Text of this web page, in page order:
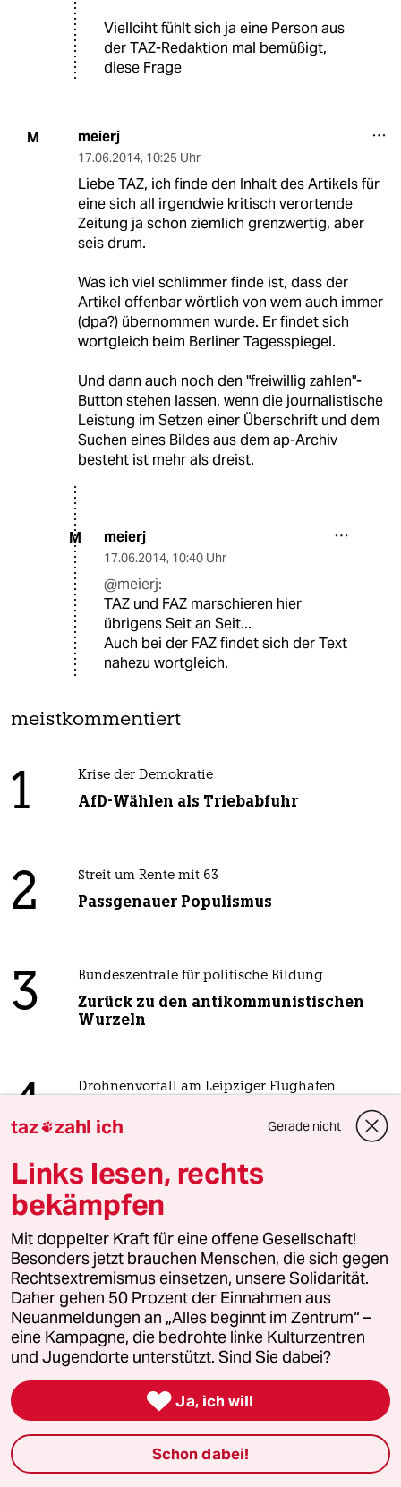
Viellciht fühlt sich ja eine Person aus
der TAZ-Redaktion mal bemüßigt,
diese Frage
M meierj
17.06.2014, 10:25 Uhr
Liebe TAZ, ich finde den Inhalt des Artikels für
eine sich all irgendwie kritisch verortende
Zeitung ja schon ziemlich grenzwertig, aber
seis drum.
Was ich viel schlimmer finde ist, dass der
Artikel offenbar wörtlich von wem auch immer
(dpa?) übernommen wurde. Er findet sich
wortgleich beim Berliner Tagesspiegel.
Und dann auch noch den "freiwillig zahlen"-
Button stehen lassen, wenn die journalistische
Leistung im Setzen einer Überschrift und dem
Suchen eines Bildes aus dem ap-Archiv
besteht ist mehr als dreist.
M meierj
17.06.2014, 10:40 Uhr
@meierj:
TAZ und FAZ marschieren hier
übrigens Seit an Seit...
Auch bei der FAZ findet sich der Text
nahezu wortgleich.
meistkommentiert
1 Krise der Demokratie
AfD-Wählen als Triebabfuhr
2 Streit um Rente mit 63
Passgenauer Populismus
3 Bundeszentrale für politische Bildung
Zurück zu den antikommunistischen
Wurzeln
4 Drohnenvorfall am Leipziger Flughafen
Kriegsführung
5 Unfall von CDU-Abgeordnetem
Thomas Bareiß crasht bei voller
Dröhnung
6 Über die geschlechtergerechte Stadt
„Die Stadt ist gemacht für den weißen
Mann in einem Auto“
taz
Folgen Sie uns
taz zahl ich Gerade nicht
Links lesen, rechts
bekämpfen
Mit doppelter Kraft für eine offene Gesellschaft!
Besonders jetzt brauchen Menschen, die sich gegen
Rechtsextremismus einsetzen, unsere Solidarität.
Daher gehen 50 Prozent der Einnahmen aus
Neuanmeldungen an „Alles beginnt im Zentrum“ –
eine Kampagne, die bedrohte linke Kulturzentren
und Jugendorte unterstützt. Sind Sie dabei?
 Ja, ich will
Schon dabei!